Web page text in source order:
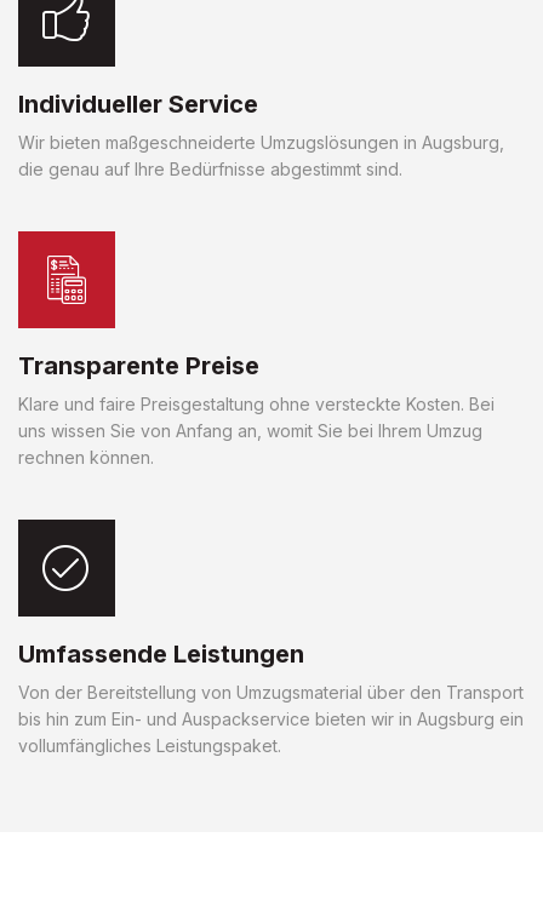
Individueller Service
Wir bieten maßgeschneiderte Umzugslösungen in Augsburg,
die genau auf Ihre Bedürfnisse abgestimmt sind.
Transparente Preise
Klare und faire Preisgestaltung ohne versteckte Kosten. Bei
uns wissen Sie von Anfang an, womit Sie bei Ihrem Umzug
rechnen können.
Umfassende Leistungen
Von der Bereitstellung von Umzugsmaterial über den Transport
bis hin zum Ein- und Auspackservice bieten wir in Augsburg ein
vollumfängliches Leistungspaket.